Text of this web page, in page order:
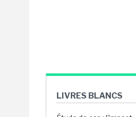
LIVRES BLANCS